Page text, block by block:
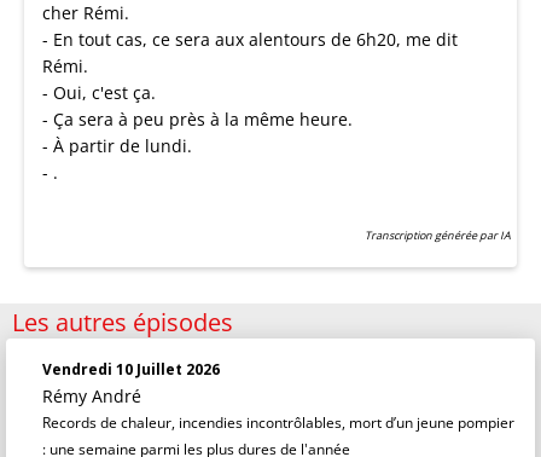
cher Rémi.
- En tout cas, ce sera aux alentours de 6h20, me dit
Rémi.
- Oui, c'est ça.
- Ça sera à peu près à la même heure.
- À partir de lundi.
- .
Transcription générée par IA
Les autres épisodes
Vendredi 10 Juillet 2026
Rémy André
Records de chaleur, incendies incontrôlables, mort d’un jeune pompier
: une semaine parmi les plus dures de l'année